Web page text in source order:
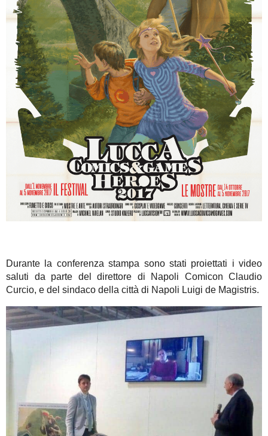
Durante la conferenza stampa sono stati proiettati i video
saluti da parte del direttore di Napoli Comicon Claudio
Curcio, e del sindaco della città di Napoli Luigi de Magistris.